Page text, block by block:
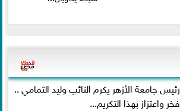
رئيس جامعة الأزهر يكرم النائب وليد التمامي ..
فخر واعتزاز بهذا التكريم...